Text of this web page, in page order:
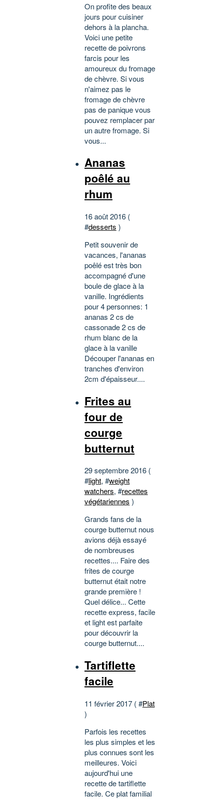
On profite des beaux
jours pour cuisiner
dehors à la plancha.
Voici une petite
recette de poivrons
farcis pour les
amoureux du fromage
de chèvre. Si vous
n'aimez pas le
fromage de chèvre
pas de panique vous
pouvez remplacer par
un autre fromage. Si
vous...
Ananas
poêlé au
rhum
16 août 2016 (
#desserts )
Petit souvenir de
vacances, l'ananas
poêlé est très bon
accompagné d'une
boule de glace à la
vanille. Ingrédients
pour 4 personnes: 1
ananas 2 cs de
cassonade 2 cs de
rhum blanc de la
glace à la vanille
Découper l'ananas en
tranches d'environ
2cm d'épaisseur....
Frites au
four de
courge
butternut
29 septembre 2016 (
#light, #weight
watchers, #recettes
végétariennes )
Grands fans de la
courge butternut nous
avions déjà essayé
de nombreuses
recettes.... Faire des
frites de courge
butternut était notre
grande première !
Quel délice... Cette
recette express, facile
et light est parfaite
pour découvrir la
courge butternut....
Tartiflette
facile
11 février 2017 ( #Plat
)
Parfois les recettes
les plus simples et les
plus connues sont les
meilleures. Voici
aujourd'hui une
recette de tartiflette
facile. Ce plat familial